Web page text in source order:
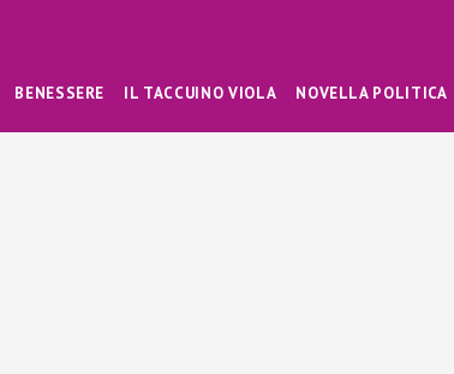
BENESSERE IL TACCUINO VIOLA NOVELLA POLITICA